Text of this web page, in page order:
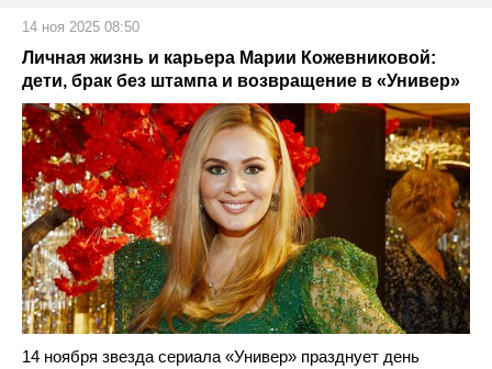
14 ноя 2025 08:50
Личная жизнь и карьера Марии Кожевниковой:
дети, брак без штампа и возвращение в «Универ»
14 ноября звезда сериала «Универ» празднует день